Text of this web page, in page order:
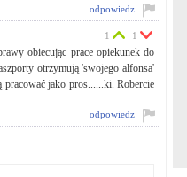
odpowiedz
obiecując prace opiekunek do
otrzymują 'swojego alfonsa'
pracować jako pros......ki. Robercie
1 1
odpowiedz